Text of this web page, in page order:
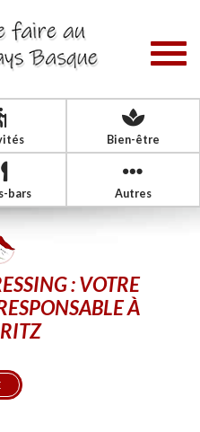
Bien-être
bars Autres
: VOTRE
À